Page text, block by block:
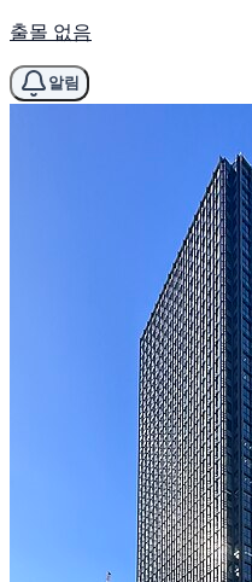
출몰 없음
알림